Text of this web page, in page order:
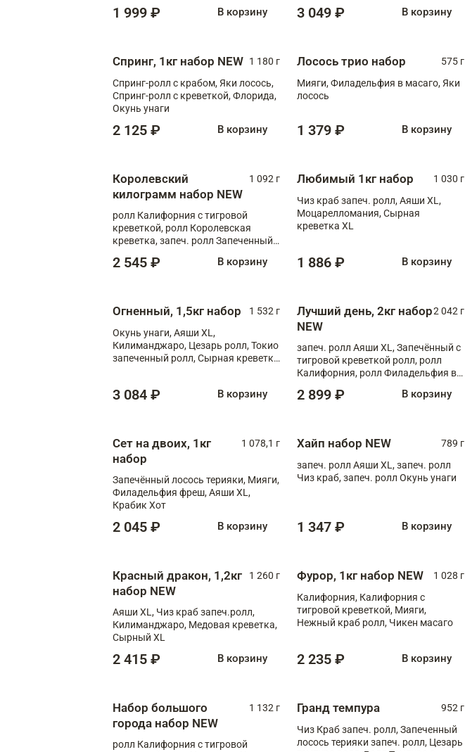
1 999 ₽ В корзину
Тигровая креветка с моцареллой,
3 049 ₽ В корзину
Спринг, 1кг набор NEW 1 180 г
Спринг-ролл с крабом, Яки лосось,
Спринг-ролл с креветкой, Флорида,
Окунь унаги
2 125 ₽ В корзину
Лосось трио набор
575 г
Мияги, Филадельфия в масаго, Яки
лосось
1 379 ₽ В корзину
Королевский
килограмм набор NEW
1 092 г
ролл Калифорния с тигровой
креветкой, ролл Королевская
креветка, запеч. ролл Запеченный
XL, запеч. ролл Крабик Хот
2 545 ₽ В корзину
Любимый 1кг набор
1 030 г
Чиз краб запеч. ролл, Аяши XL,
Моцарелломания, Сырная
креветка XL
1 886 ₽ В корзину
Огненный, 1,5кг набор
1 532 г
Окунь унаги, Аяши XL,
Килиманджаро, Цезарь ролл, Токио
запеченный ролл, Сырная креветка
3 084 ₽ В корзину
Лучший день, 2кг набор
NEW
2 042 г
запеч. ролл Аяши XL, Запечённый с
тигровой креветкой ролл, ролл
Калифорния, ролл Филадельфия в
запеч. ролл Моцарелломания, ролл
2 899 ₽ В корзину
Сет на двоих, 1кг
набор
1 078,1 г
Запечённый лосось терияки, Мияги,
Филадельфия фреш, Аяши XL,
Крабик Хот
2 045 ₽ В корзину
Хайп набор NEW
789 г
запеч. ролл Аяши XL, запеч. ролл
Чиз краб, запеч. ролл Окунь унаги
1 347 ₽ В корзину
Красный дракон, 1,2кг
набор NEW
1 260 г
Аяши XL, Чиз краб запеч.ролл,
Килиманджаро, Медовая креветка,
Сырный XL
2 415 ₽ В корзину
Фурор, 1кг набор NEW
1 028 г
Калифорния, Калифорния с
тигровой креветкой, Мияги,
Нежный краб ролл, Чикен масаго
2 235 ₽ В корзину
Набор большого
города набор NEW
1 132 г
ролл Калифорния с тигровой
Гранд темпура
952 г
Чиз Краб запеч. ролл, Запеченный
лосось терияки запеч. ролл, Цезарь